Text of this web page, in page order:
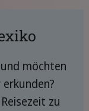
möchten
zu